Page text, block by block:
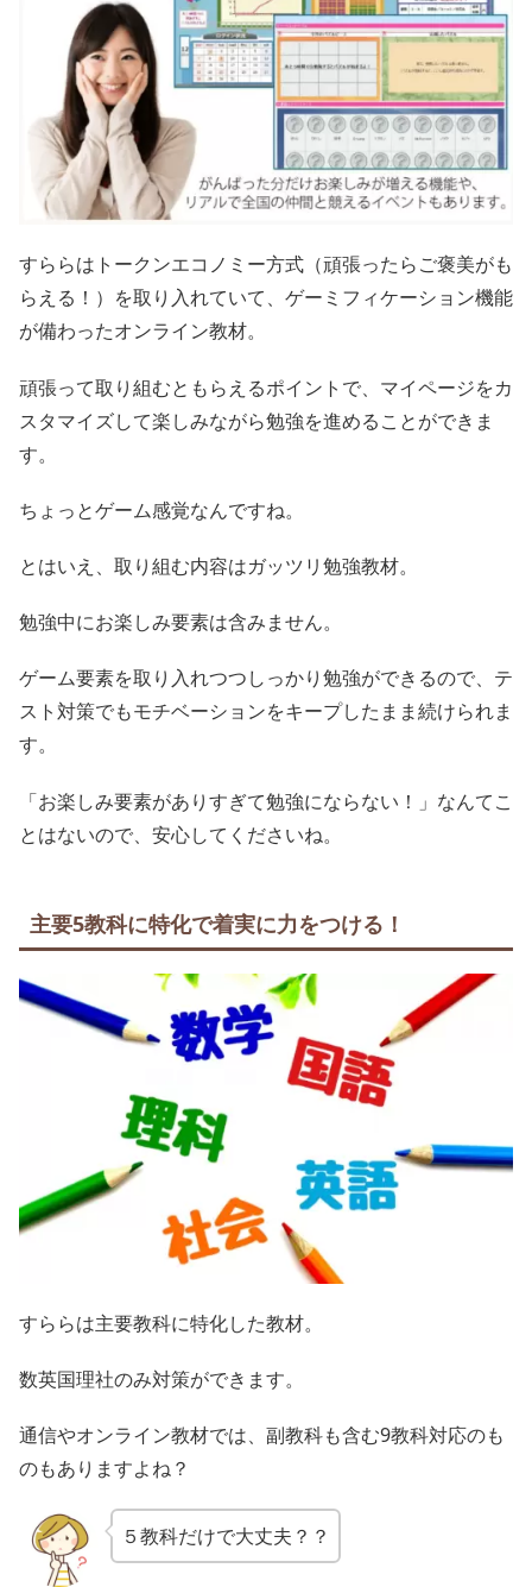
すららはトークンエコノミー方式（頑張ったらご褒美がも
らえる！）を取り入れていて、ゲーミフィケーション機能
が備わったオンライン教材。
頑張って取り組むともらえるポイントで、マイページをカ
スタマイズして楽しみながら勉強を進めることができま
す。
ちょっとゲーム感覚なんですね。
とはいえ、取り組む内容はガッツリ勉強教材。
勉強中にお楽しみ要素は含みません。
ゲーム要素を取り入れつつしっかり勉強ができるので、テ
スト対策でもモチベーションをキープしたまま続けられま
す。
「お楽しみ要素がありすぎて勉強にならない！」なんてこ
とはないので、安心してくださいね。
主要5教科に特化で着実に力をつける！
すららは主要教科に特化した教材。
数英国理社のみ対策ができます。
通信やオンライン教材では、副教科も含む9教科対応のも
のもありますよね？
５教科だけで大丈夫？？